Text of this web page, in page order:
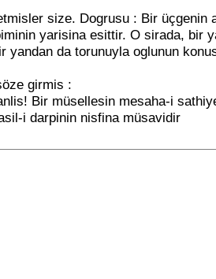
size. Dogrusu : Bir üçgenin
yarisina esittir. O sirada, bir
yandan da torunuyla oglunun
girmis :
Bir müsellesin mesaha-i
i darpinin nisfina müsavidir